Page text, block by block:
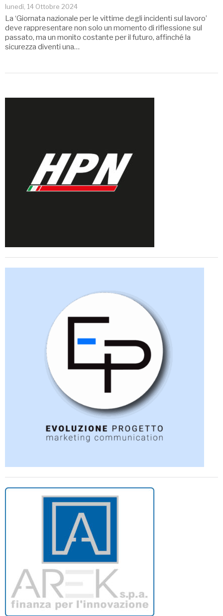
lunedì, 14 Ottobre 2024
La ‘Giornata nazionale per le vittime degli incidenti sul lavoro’
deve rappresentare non solo un momento di riflessione sul
passato, ma un monito costante per il futuro, affinché la
sicurezza diventi una…